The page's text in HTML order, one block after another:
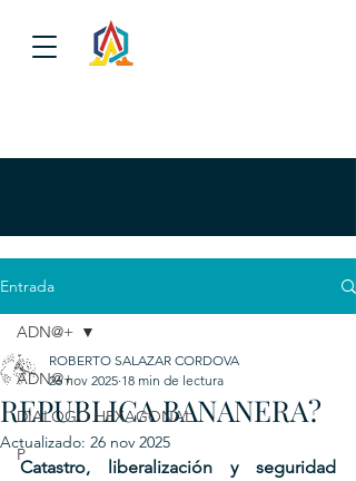
Entrada
ADN@+
DIALOGO HEXAGONAL
P
ADN@+
REPUBLICA BANANERA?
ROBERTO SALAZAR CORDOVA
26 nov 2025 18 min de lectura
Actualizado: 26 nov 2025
Catastro, liberalización y seguridad